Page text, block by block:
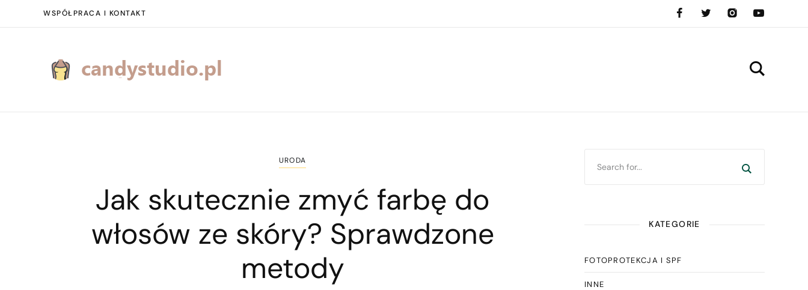
WSPÓŁPRACA I KONTAKT
URODA
Jak skutecznie zmyć farbę do
włosów ze skóry? Sprawdzone
metody
KATEGORIE
FOTOPROTEKCJA I SPF
INNE